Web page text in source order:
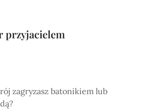
przyjacielem
zagryzasz batonikiem lub